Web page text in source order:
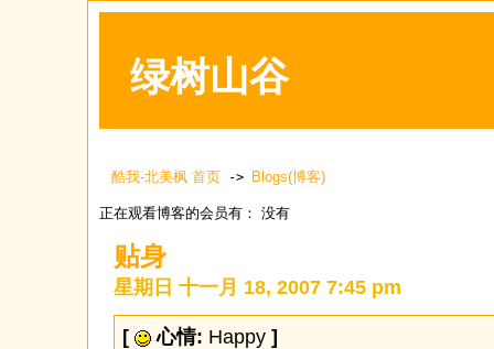
绿树山谷
酷我-北美枫 首页 -> Blogs(博客)
正在观看博客的会员有： 没有
贴身
星期日 十一月 18, 2007 7:45 pm
[ 心情: Happy ]